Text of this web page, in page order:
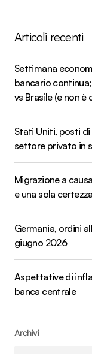
Articoli recenti
Settimana
bancario
vs Brasile (e non è
Stati Uniti, posti di
settore privato in
Migrazione a
e una sola
Germania, ordini
giugno 2026
Aspettative di
banca centrale
Archivi